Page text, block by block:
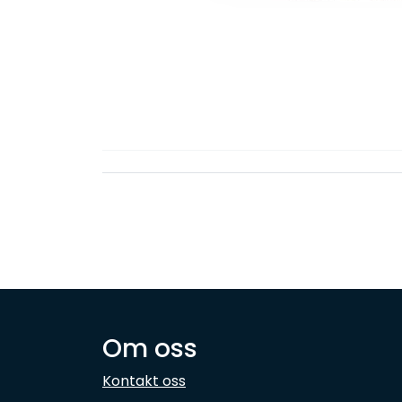
Om oss
Kontakt oss